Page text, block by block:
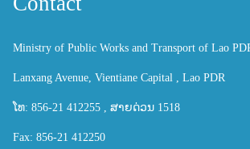
Ministry of Public Works and Transport of Lao
Lanxang Avenue, Vientiane Capital , Lao PDR
ໂທ: 856-21 412255 , ສາຍດ່ວນ 1518
Fax: 856-21 412250